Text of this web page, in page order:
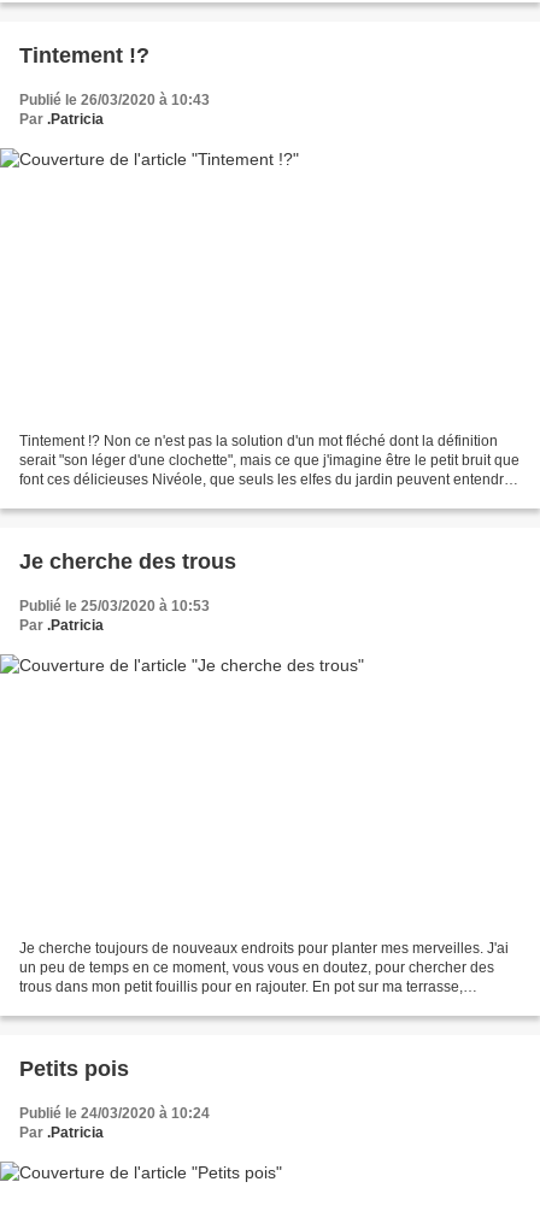
Tintement !?
Publié le 26/03/2020 à 10:43
Par .Patricia
Tintement !? Non ce n'est pas la solution d'un mot fléché dont la définition
serait "son léger d'une clochette", mais ce que j'imagine être le petit bruit que
font ces délicieuses Nivéole, que seuls les elfes du jardin peuvent entendre.
Je cherche des trous
Publié le 25/03/2020 à 10:53
Par .Patricia
Je cherche toujours de nouveaux endroits pour planter mes merveilles. J'ai
un peu de temps en ce moment, vous vous en doutez, pour chercher des
trous dans mon petit fouillis pour en rajouter. En pot sur ma terrasse,
Petits pois
Publié le 24/03/2020 à 10:24
Par .Patricia